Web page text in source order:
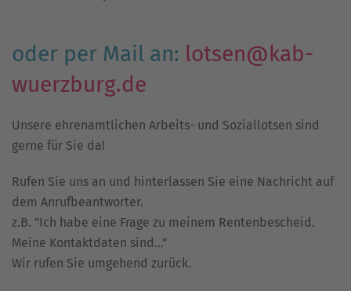
oder per Mail an: lotsen@kab-
wuerzburg.de
Unsere ehrenamtlichen Arbeits- und Soziallotsen sind
gerne für Sie da!
Rufen Sie uns an und hinterlassen Sie eine Nachricht auf
dem Anrufbeantworter.
z.B. "Ich habe eine Frage zu meinem Rentenbescheid.
Meine Kontaktdaten sind..."
Wir rufen Sie umgehend zurück.